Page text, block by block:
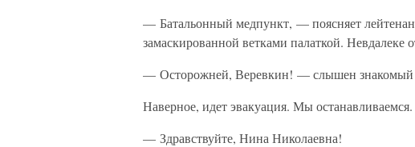
— Батальонный медпункт, — поясняет
замаскированной ветками палаткой. Невдалеке
— Осторожней, Веревкин! — слышен знакомый
Наверное, идет эвакуация. Мы останавливаемся.
— Здравствуйте, Нина Николаевна!